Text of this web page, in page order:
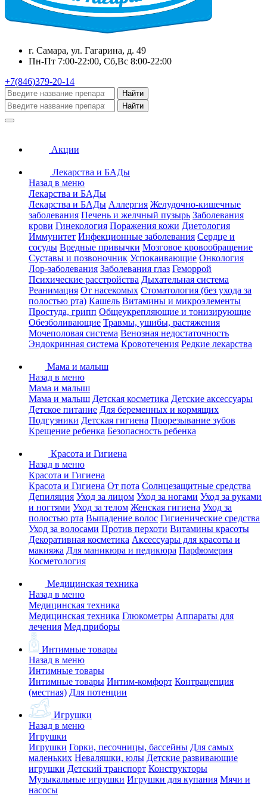
г. Самара, ул. Гагарина, д. 49
Пн-Пт 7:00-22:00, Сб,Вс 8:00-22:00
+7(846)379-20-14
Найти
Найти
Акции
Лекарства и БАДы
Назад в меню
Лекарства и БАДы
Лекарства и БАДы Аллергия Желудочно-кишечные
заболевания Печень и желчный пузырь Заболевания
крови Гинекология Поражения кожи Диетология
Иммунитет Инфекционные заболевания Сердце и
сосуды Вредные привычки Мозговое кровообращение
Суставы и позвоночник Успокаивающие Онкология
Лор-заболевания Заболевания глаз Геморрой
Психические расстройства Дыхательная система
Реанимация От насекомых Стоматология (без ухода за
полостью рта) Кашель Витамины и микроэлементы
Простуда, грипп Общеукрепляющие и тонизирующие
Обезболивающие Травмы, ушибы, растяжения
Мочеполовая система Венозная недостаточность
Эндокринная система Кровотечения Редкие лекарства
Мама и малыш
Назад в меню
Мама и малыш
Мама и малыш Детская косметика Детские аксессуары
Детское питание Для беременных и кормящих
Подгузники Детская гигиена Прорезывание зубов
Крещение ребенка Безопасность ребенка
Красота и Гигиена
Назад в меню
Красота и Гигиена
Красота и Гигиена От пота Солнцезащитные средства
Депиляция Уход за лицом Уход за ногами Уход за руками
и ногтями Уход за телом Женская гигиена Уход за
полостью рта Выпадение волос Гигиенические средства
Уход за волосами Против перхоти Витамины красоты
Декоративная косметика Аксессуары для красоты и
макияжа Для маникюра и педикюра Парфюмерия
Косметология
Медицинская техника
Назад в меню
Медицинская техника
Медицинская техника Глюкометры Аппараты для
лечения Мед.приборы
Интимные товары
Назад в меню
Интимные товары
Интимные товары Интим-комфорт Контрацепция
(местная) Для потенции
Игрушки
Назад в меню
Игрушки
Игрушки Горки, песочницы, бассейны Для самых
маленьких Неваляшки, юлы Детские развивающие
игрушки Детский транспорт Конструкторы
Музыкальные игрушки Игрушки для купания Мячи и
насосы